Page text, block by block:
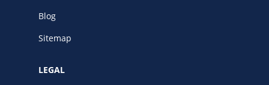
Blog
Sitemap
LEGAL